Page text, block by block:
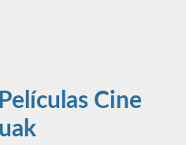
Cine